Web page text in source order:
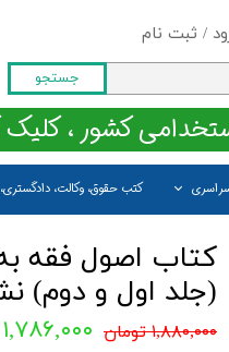
/ ثبت نام
حساب کاربری من
تغییر گذر واژه
سفارشات
خروج از حساب کاربری
جستجو
کتب حقوق، وکالت،
کشور ، کلیک
کتاب اصول فقه
(جلد اول و دوم)
۱,۸۸۰,۰۰۰ تومان ۱,۷۸۶,۰۰۰ تومان